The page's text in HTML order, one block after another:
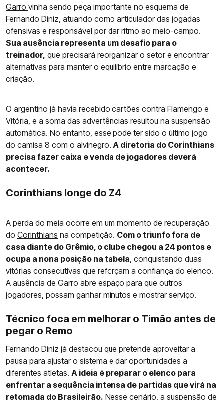
Garro vinha sendo peça importante no esquema de
Fernando Diniz, atuando como articulador das jogadas
ofensivas e responsável por dar ritmo ao meio-campo.
Sua ausência representa um desafio para o
treinador, que precisará reorganizar o setor e encontrar
alternativas para manter o equilíbrio entre marcação e
criação.
O argentino já havia recebido cartões contra Flamengo e
Vitória, e a soma das advertências resultou na suspensão
automática. No entanto, esse pode ter sido o último jogo
do camisa 8 com o alvinegro. A diretoria do Corinthians
precisa fazer caixa e venda de jogadores deverá
acontecer.
Corinthians longe do Z4
A perda do meia ocorre em um momento de recuperação
do Corinthians na competição. Com o triunfo fora de
casa diante do Grêmio, o clube chegou a 24 pontos e
ocupa a nona posição na tabela , conquistando duas
vitórias consecutivas que reforçam a confiança do elenco.
A ausência de Garro abre espaço para que outros
jogadores, possam ganhar minutos e mostrar serviço.
Técnico foca em melhorar o Timão antes de
pegar o Remo
Fernando Diniz já destacou que pretende aproveitar a
pausa para ajustar o sistema e dar oportunidades a
diferentes atletas. A ideia é preparar o elenco para
enfrentar a sequência intensa de partidas que virá na
retomada do Brasileirão. Nesse cenário, a suspensão de